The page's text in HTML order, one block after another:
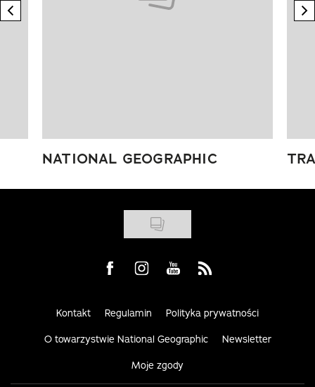
previous element
NATIONAL GEOGRAPHIC
Visit us on Facebook
Visit us on Instagram
Visit us on Youtube
Visit us on Rss
Kontakt Regulamin Polityka prywatności
O towarzystwie National Geographic Newsletter
Moje zgody